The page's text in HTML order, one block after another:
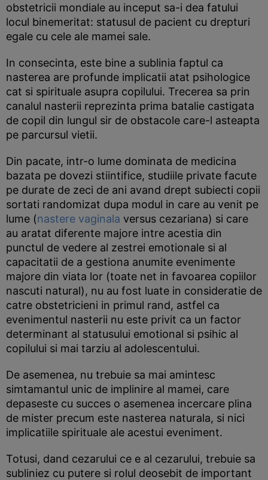
obstetricii mondiale au inceput sa-i dea fatului
locul binemeritat: statusul de pacient cu drepturi
egale cu cele ale mamei sale.
In consecinta, este bine a sublinia faptul ca
nasterea are profunde implicatii atat psihologice
cat si spirituale asupra copilului. Trecerea sa prin
canalul nasterii reprezinta prima batalie castigata
de copil din lungul sir de obstacole care-l asteapta
pe parcursul vietii.
Din pacate, intr-o lume dominata de medicina
bazata pe dovezi stiintifice, studiile private facute
pe durate de zeci de ani avand drept subiecti copii
sortati randomizat dupa modul in care au venit pe
lume (nastere vaginala versus cezariana) si care
au aratat diferente majore intre acestia din
punctul de vedere al zestrei emotionale si al
capacitatii de a gestiona anumite evenimente
majore din viata lor (toate net in favoarea copiilor
nascuti natural), nu au fost luate in consideratie de
catre obstetricieni in primul rand, astfel ca
evenimentul nasterii nu este privit ca un factor
determinant al statusului emotional si psihic al
copilului si mai tarziu al adolescentului.
De asemenea, nu trebuie sa mai amintesc
simtamantul unic de implinire al mamei, care
depaseste cu succes o asemenea incercare plina
de mister precum este nasterea naturala, si nici
implicatiile spirituale ale acestui eveniment.
Totusi, dand cezarului ce e al cezarului, trebuie sa
subliniez cu putere si rolul deosebit de important